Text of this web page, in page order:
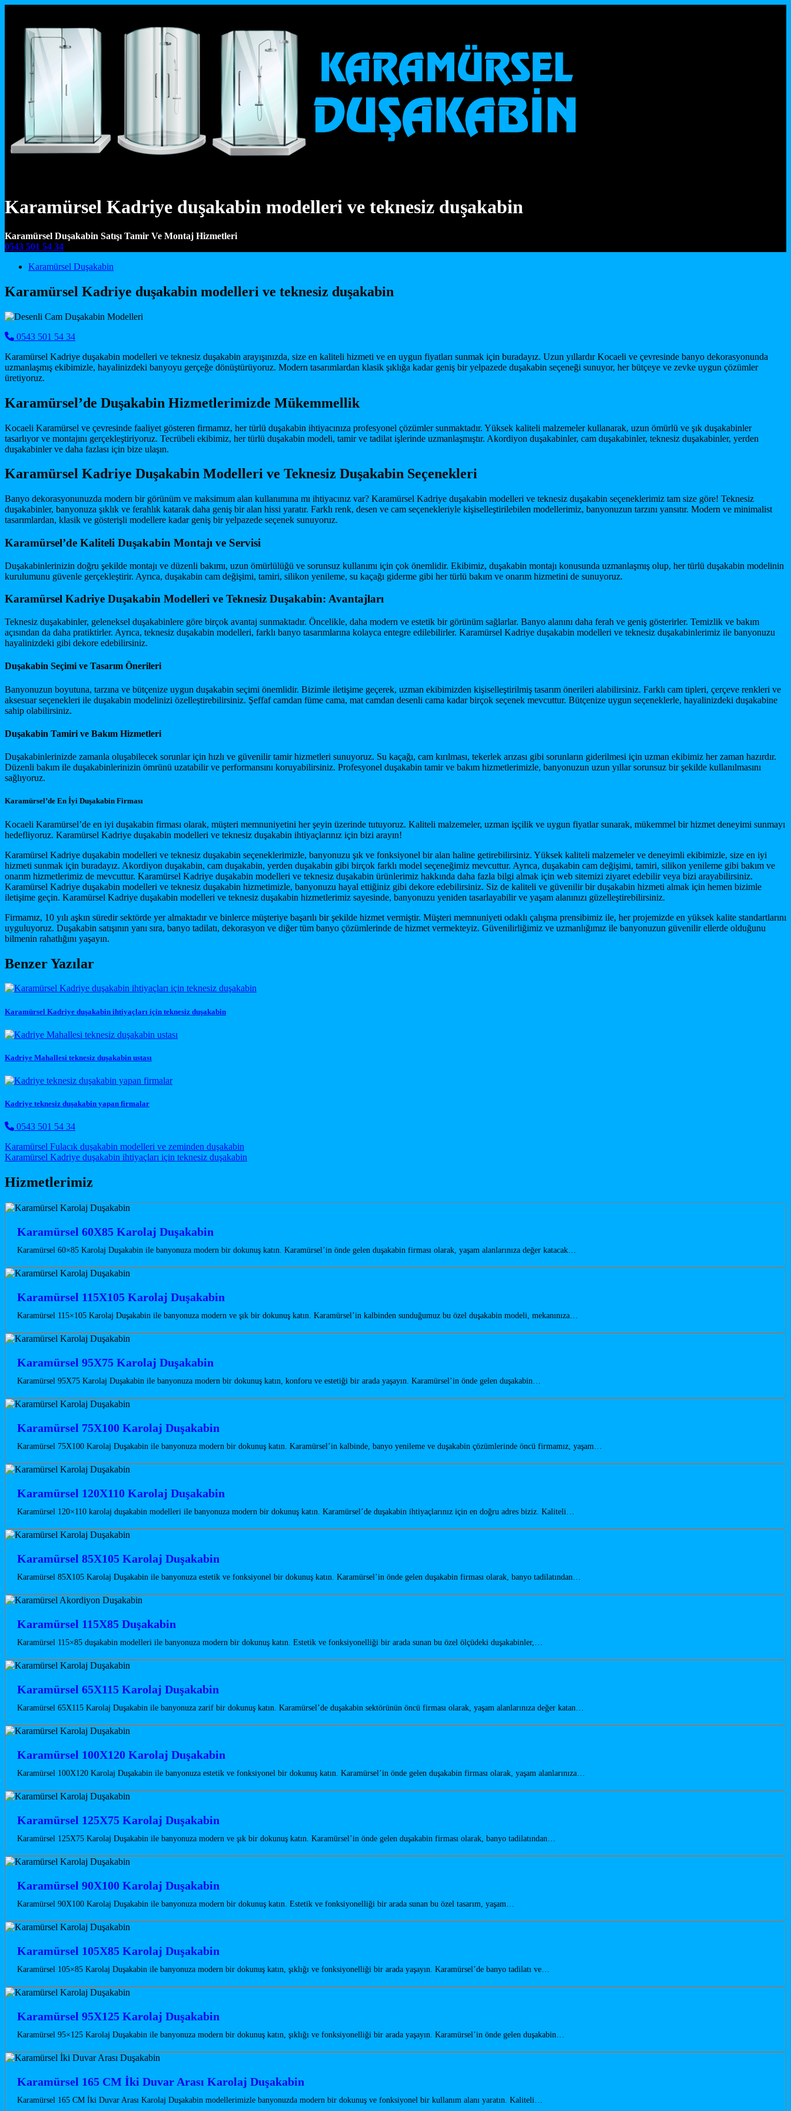
Karamürsel Kadriye duşakabin modelleri ve teknesiz duşakabin
Karamürsel Duşakabin Satışı Tamir Ve Montaj Hizmetleri
0543 501 54 34
Main Navigation
Karamürsel Duşakabin
Karamürsel Kadriye duşakabin modelleri ve teknesiz duşakabin
0543 501 54 34
Karamürsel Kadriye duşakabin modelleri ve teknesiz duşakabin arayışınızda, size en kaliteli hizmeti ve en uygun fiyatları sunmak için buradayız. Uzun yıllardır Kocaeli ve çevresinde banyo dekorasyonunda
uzmanlaşmış ekibimizle, hayalinizdeki banyoyu gerçeğe dönüştürüyoruz. Modern tasarımlardan klasik şıklığa kadar geniş bir yelpazede duşakabin seçeneği sunuyor, her bütçeye ve zevke uygun çözümler
üretiyoruz.
Karamürsel’de Duşakabin Hizmetlerimizde Mükemmellik
Kocaeli Karamürsel ve çevresinde faaliyet gösteren firmamız, her türlü duşakabin ihtiyacınıza profesyonel çözümler sunmaktadır. Yüksek kaliteli malzemeler kullanarak, uzun ömürlü ve şık duşakabinler
tasarlıyor ve montajını gerçekleştiriyoruz. Tecrübeli ekibimiz, her türlü duşakabin modeli, tamir ve tadilat işlerinde uzmanlaşmıştır. Akordiyon duşakabinler, cam duşakabinler, teknesiz duşakabinler, yerden
duşakabinler ve daha fazlası için bize ulaşın.
Karamürsel Kadriye Duşakabin Modelleri ve Teknesiz Duşakabin Seçenekleri
Banyo dekorasyonunuzda modern bir görünüm ve maksimum alan kullanımına mı ihtiyacınız var? Karamürsel Kadriye duşakabin modelleri ve teknesiz duşakabin seçeneklerimiz tam size göre! Teknesiz
duşakabinler, banyonuza şıklık ve ferahlık katarak daha geniş bir alan hissi yaratır. Farklı renk, desen ve cam seçenekleriyle kişiselleştirilebilen modellerimiz, banyonuzun tarzını yansıtır. Modern ve minimalist
tasarımlardan, klasik ve gösterişli modellere kadar geniş bir yelpazede seçenek sunuyoruz.
Karamürsel’de Kaliteli Duşakabin Montajı ve Servisi
Duşakabinlerinizin doğru şekilde montajı ve düzenli bakımı, uzun ömürlülüğü ve sorunsuz kullanımı için çok önemlidir. Ekibimiz, duşakabin montajı konusunda uzmanlaşmış olup, her türlü duşakabin modelinin
kurulumunu güvenle gerçekleştirir. Ayrıca, duşakabin cam değişimi, tamiri, silikon yenileme, su kaçağı giderme gibi her türlü bakım ve onarım hizmetini de sunuyoruz.
Karamürsel Kadriye Duşakabin Modelleri ve Teknesiz Duşakabin: Avantajları
Teknesiz duşakabinler, geleneksel duşakabinlere göre birçok avantaj sunmaktadır. Öncelikle, daha modern ve estetik bir görünüm sağlarlar. Banyo alanını daha ferah ve geniş gösterirler. Temizlik ve bakım
açısından da daha pratiktirler. Ayrıca, teknesiz duşakabin modelleri, farklı banyo tasarımlarına kolayca entegre edilebilirler. Karamürsel Kadriye duşakabin modelleri ve teknesiz duşakabinlerimiz ile banyonuzu
hayalinizdeki gibi dekore edebilirsiniz.
Duşakabin Seçimi ve Tasarım Önerileri
Banyonuzun boyutuna, tarzına ve bütçenize uygun duşakabin seçimi önemlidir. Bizimle iletişime geçerek, uzman ekibimizden kişiselleştirilmiş tasarım önerileri alabilirsiniz. Farklı cam tipleri, çerçeve renkleri ve
aksesuar seçenekleri ile duşakabin modelinizi özelleştirebilirsiniz. Şeffaf camdan füme cama, mat camdan desenli cama kadar birçok seçenek mevcuttur. Bütçenize uygun seçeneklerle, hayalinizdeki duşakabine
sahip olabilirsiniz.
Duşakabin Tamiri ve Bakım Hizmetleri
Duşakabinlerinizde zamanla oluşabilecek sorunlar için hızlı ve güvenilir tamir hizmetleri sunuyoruz. Su kaçağı, cam kırılması, tekerlek arızası gibi sorunların giderilmesi için uzman ekibimiz her zaman hazırdır.
Düzenli bakım ile duşakabinlerinizin ömrünü uzatabilir ve performansını koruyabilirsiniz. Profesyonel duşakabin tamir ve bakım hizmetlerimizle, banyonuzun uzun yıllar sorunsuz bir şekilde kullanılmasını
sağlıyoruz.
Karamürsel’de En İyi Duşakabin Firması
Kocaeli Karamürsel’de en iyi duşakabin firması olarak, müşteri memnuniyetini her şeyin üzerinde tutuyoruz. Kaliteli malzemeler, uzman işçilik ve uygun fiyatlar sunarak, mükemmel bir hizmet deneyimi sunmayı
hedefliyoruz. Karamürsel Kadriye duşakabin modelleri ve teknesiz duşakabin ihtiyaçlarınız için bizi arayın!
Karamürsel Kadriye duşakabin modelleri ve teknesiz duşakabin seçeneklerimizle, banyonuzu şık ve fonksiyonel bir alan haline getirebilirsiniz. Yüksek kaliteli malzemeler ve deneyimli ekibimizle, size en iyi
hizmeti sunmak için buradayız. Akordiyon duşakabin, cam duşakabin, yerden duşakabin gibi birçok farklı model seçeneğimiz mevcuttur. Ayrıca, duşakabin cam değişimi, tamiri, silikon yenileme gibi bakım ve
onarım hizmetlerimiz de mevcuttur. Karamürsel Kadriye duşakabin modelleri ve teknesiz duşakabin ürünlerimiz hakkında daha fazla bilgi almak için web sitemizi ziyaret edebilir veya bizi arayabilirsiniz.
Karamürsel Kadriye duşakabin modelleri ve teknesiz duşakabin hizmetimizle, banyonuzu hayal ettiğiniz gibi dekore edebilirsiniz. Siz de kaliteli ve güvenilir bir duşakabin hizmeti almak için hemen bizimle
iletişime geçin. Karamürsel Kadriye duşakabin modelleri ve teknesiz duşakabin hizmetlerimiz sayesinde, banyonuzu yeniden tasarlayabilir ve yaşam alanınızı güzelleştirebilirsiniz.
Firmamız, 10 yılı aşkın süredir sektörde yer almaktadır ve binlerce müşteriye başarılı bir şekilde hizmet vermiştir. Müşteri memnuniyeti odaklı çalışma prensibimiz ile, her projemizde en yüksek kalite standartlarını
uyguluyoruz. Duşakabin satışının yanı sıra, banyo tadilatı, dekorasyon ve diğer tüm banyo çözümlerinde de hizmet vermekteyiz. Güvenilirliğimiz ve uzmanlığımız ile banyonuzun güvenilir ellerde olduğunu
bilmenin rahatlığını yaşayın.
Benzer Yazılar
Karamürsel Kadriye duşakabin ihtiyaçları için teknesiz duşakabin
Kadriye Mahallesi teknesiz duşakabin ustası
Kadriye teknesiz duşakabin yapan firmalar
0543 501 54 34
Post navigation
Karamürsel Fulacık duşakabin modelleri ve zeminden duşakabin
Karamürsel Kadriye duşakabin ihtiyaçları için teknesiz duşakabin
Hizmetlerimiz
Karamürsel 60X85 Karolaj Duşakabin
Karamürsel 60×85 Karolaj Duşakabin ile banyonuza modern bir dokunuş katın. Karamürsel’in önde gelen duşakabin firması olarak, yaşam alanlarınıza değer katacak…
Karamürsel 115X105 Karolaj Duşakabin
Karamürsel 115×105 Karolaj Duşakabin ile banyonuza modern ve şık bir dokunuş katın. Karamürsel’in kalbinden sunduğumuz bu özel duşakabin modeli, mekanınıza…
Karamürsel 95X75 Karolaj Duşakabin
Karamürsel 95X75 Karolaj Duşakabin ile banyonuza modern bir dokunuş katın, konforu ve estetiği bir arada yaşayın. Karamürsel’in önde gelen duşakabin…
Karamürsel 75X100 Karolaj Duşakabin
Karamürsel 75X100 Karolaj Duşakabin ile banyonuza modern bir dokunuş katın. Karamürsel’in kalbinde, banyo yenileme ve duşakabin çözümlerinde öncü firmamız, yaşam…
Karamürsel 120X110 Karolaj Duşakabin
Karamürsel 120×110 karolaj duşakabin modelleri ile banyonuza modern bir dokunuş katın. Karamürsel’de duşakabin ihtiyaçlarınız için en doğru adres biziz. Kaliteli…
Karamürsel 85X105 Karolaj Duşakabin
Karamürsel 85X105 Karolaj Duşakabin ile banyonuza estetik ve fonksiyonel bir dokunuş katın. Karamürsel’in önde gelen duşakabin firması olarak, banyo tadilatından…
Karamürsel 115X85 Duşakabin
Karamürsel 115×85 duşakabin modelleri ile banyonuza modern bir dokunuş katın. Estetik ve fonksiyonelliği bir arada sunan bu özel ölçüdeki duşakabinler,…
Karamürsel 65X115 Karolaj Duşakabin
Karamürsel 65X115 Karolaj Duşakabin ile banyonuza zarif bir dokunuş katın. Karamürsel’de duşakabin sektörünün öncü firması olarak, yaşam alanlarınıza değer katan…
Karamürsel 100X120 Karolaj Duşakabin
Karamürsel 100X120 Karolaj Duşakabin ile banyonuza estetik ve fonksiyonel bir dokunuş katın. Karamürsel’in önde gelen duşakabin firması olarak, yaşam alanlarınıza…
Karamürsel 125X75 Karolaj Duşakabin
Karamürsel 125X75 Karolaj Duşakabin ile banyonuza modern ve şık bir dokunuş katın. Karamürsel’in önde gelen duşakabin firması olarak, banyo tadilatından…
Karamürsel 90X100 Karolaj Duşakabin
Karamürsel 90X100 Karolaj Duşakabin ile banyonuza modern bir dokunuş katın. Estetik ve fonksiyonelliği bir arada sunan bu özel tasarım, yaşam…
Karamürsel 105X85 Karolaj Duşakabin
Karamürsel 105×85 Karolaj Duşakabin ile banyonuza modern bir dokunuş katın, şıklığı ve fonksiyonelliği bir arada yaşayın. Karamürsel’de banyo tadilatı ve…
Karamürsel 95X125 Karolaj Duşakabin
Karamürsel 95×125 Karolaj Duşakabin ile banyonuza modern bir dokunuş katın, şıklığı ve fonksiyonelliği bir arada yaşayın. Karamürsel’in önde gelen duşakabin…
Karamürsel 165 CM İki Duvar Arası Karolaj Duşakabin
Karamürsel 165 CM İki Duvar Arası Karolaj Duşakabin modellerimizle banyonuzda modern bir dokunuş ve fonksiyonel bir kullanım alanı yaratın. Kaliteli…